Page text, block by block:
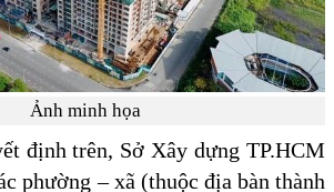
Ảnh minh họa
định trên, Sở Xây dựng TP.HCM
phường – xã (thuộc địa bàn thành